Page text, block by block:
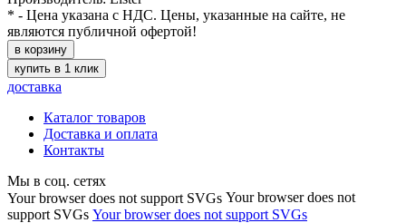
* - Цена указана с НДС. Цены, указанные на сайте, не
являются публичной офертой!
в корзину
купить в 1 клик
доставка
Каталог товаров
Доставка и оплата
Контакты
Мы в соц. сетях
Your browser does not support SVGs Your browser does not
support SVGs Your browser does not support SVGs